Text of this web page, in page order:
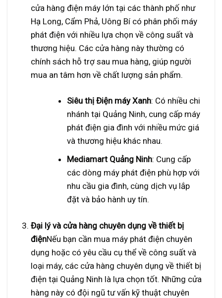
cửa hàng điện máy lớn tại các thành phố như
Hạ Long, Cẩm Phả, Uông Bí có phân phối máy
phát điện với nhiều lựa chọn về công suất và
thương hiệu. Các cửa hàng này thường có
chính sách hỗ trợ sau mua hàng, giúp người
mua an tâm hơn về chất lượng sản phẩm.
Siêu thị Điện máy Xanh: Có nhiều chi
nhánh tại Quảng Ninh, cung cấp máy
phát điện gia đình với nhiều mức giá
và thương hiệu khác nhau.
Mediamart Quảng Ninh: Cung cấp
các dòng máy phát điện phù hợp với
nhu cầu gia đình, cùng dịch vụ lắp
đặt và bảo hành uy tín.
Đại lý và cửa hàng chuyên dụng về thiết bị
điệnNếu bạn cần mua máy phát điện chuyên
dụng hoặc có yêu cầu cụ thể về công suất và
loại máy, các cửa hàng chuyên dụng về thiết bị
điện tại Quảng Ninh là lựa chọn tốt. Những cửa
hàng này có đội ngũ tư vấn kỹ thuật chuyên